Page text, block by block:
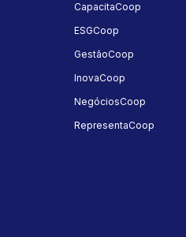
CapacitaCoop
ESGCoop
GestãoCoop
InovaCoop
NegóciosCoop
RepresentaCoop